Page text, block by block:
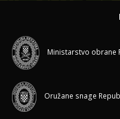
Ministarstvo obrane
Oružane snage